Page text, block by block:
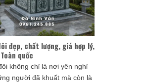
đẹp, chất lượng, giá hợp lý,
quốc
không chỉ là nơi yên nghỉ
người đã khuất mà còn là